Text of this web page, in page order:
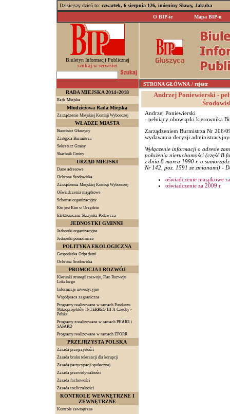
Dzisiejszy dzień to: czwartek, 6 sierpnia 126, imieniny Sławy, Jakuba
O BIP-ie
Mapa BIP-u
Biuletyn Informacji Publicznej
szukaj w serwisie:
STRONA GŁÓWNA / rejestr
RADA MIEJSKA 2014÷2018
Rada Miejska
Młodzieżowa Rada Miejska
Zarządzenie Miejskiej Komisji Wyborczej
WŁADZE MIASTA
Burmistrz Głuszycy
Zastępca Burmistrza
Sekretarz Gminy
Skarbnik Gminy
URZĄD MIEJSKI
Dane adresowe
Ochrona Środowiska
Zarządzenia Miejskiej Komisji Wyborczej
Oświadczenia majątkowe
Schemat organizacyjny
Kto jest Kim w Urzędzie
Elektroniczna Skrzynka Podawcza
JEDNOSTKI GMINNE
Jednostki organizacyjne
Jednostki pomocnicze
POLITYKA EKOLOGICZNA
Gospodarka Odpadami
Ochrona Środowiska
PROMOCJA I ROZWÓJ
Kierunki strategii rozwoju, Plan Rozwoju
Lokalnego
Informacje inwestycyjne
Współpraca zagraniczna
Programy realizowane w ramach Funduszu
Mikroprojektów INTERREG III A Czechy -
Polska
Programy zrealizowane w ramach PHARE i
SAPARD
Programy realizowane w ramach ZPORR
PRZEJRZYSTA POLSKA
Zasada przejrzystości
Zasada braku tolerancji dla korupcji
Zasada partycypacji społecznej
Zasada przewidywalności
Zasada fachowości
Zasada rozliczalności
KONTROLE WEWNĘTRZNE I
ZEWNĘTRZNE
Kontrole zewnętrzne
Andrzej Poniewierski -
Andrzej Poniewierski
- pełniący obowiązki kierownika
Zarządzeniem Burmistrza Nr 206/
wydawania decyzji
Wyłączenie informacji o adresie
położenia nieruchomości (część B
z dnia 8 marca 1990 r. o
Nr 142, poz. 1591 ze zmianami) -
oświadczenie majątkowe
oświadczenie za 2009 r.